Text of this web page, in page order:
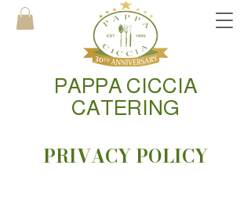
PAPPA CICCIA
CATERING
PRIVACY POLICY